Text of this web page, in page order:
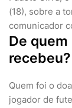
(18), sobre a
comunicador
De
recebeu?
Quem foi o
jogador de